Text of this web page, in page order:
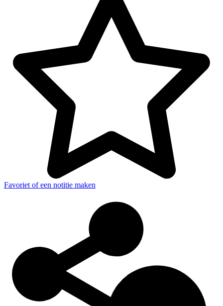
Favoriet of een notitie maken